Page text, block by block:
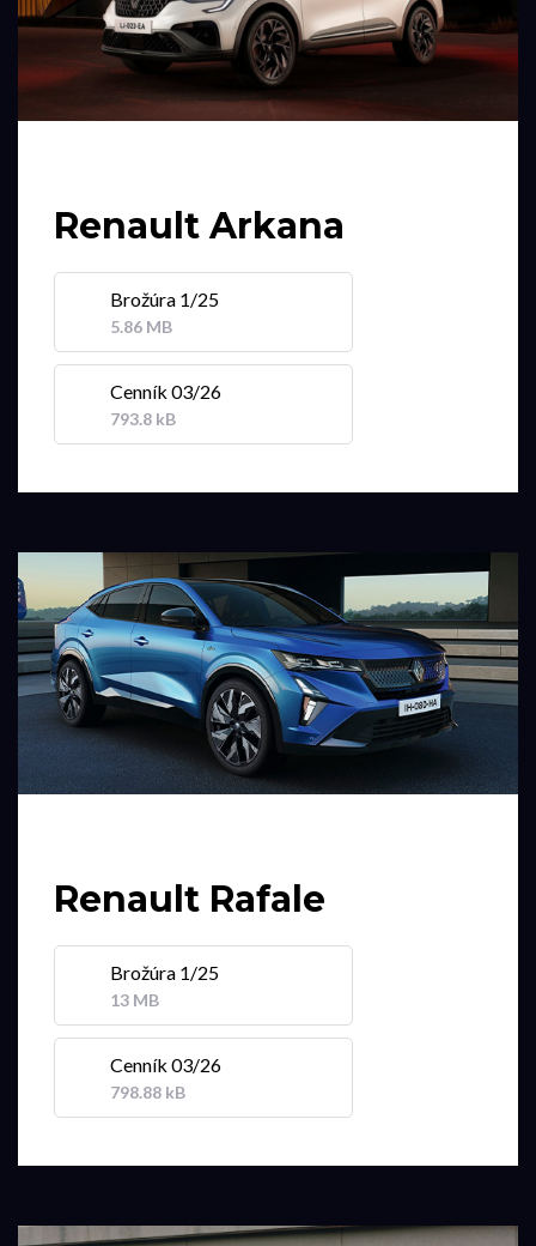
Renault Arkana
Brožúra 1/25
5.86 MB
Cenník 03/26
793.8 kB
Renault Rafale
Brožúra 1/25
13 MB
Cenník 03/26
798.88 kB